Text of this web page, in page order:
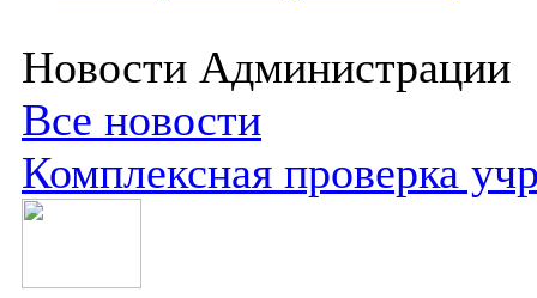
Новости Администрации
Все новости
Комплексная проверка